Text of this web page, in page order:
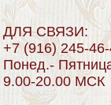
ДЛЯ СВЯЗИ:
+7 (916) 245-
Понед.-
9.00-20.00 МСК